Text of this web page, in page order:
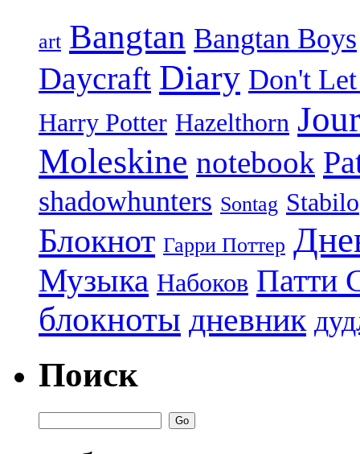
art Bangtan Bangtan Boys
Daycraft Diary Don't
Harry Potter Hazelthorn
Moleskine notebook
shadowhunters Sontag Stabilo
Блокнот Гарри Поттер
Музыка Набоков Патти
блокноты дневник
Поиск